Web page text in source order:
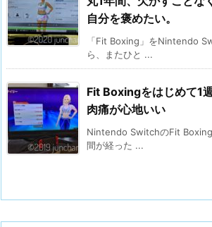
自分を褒めたい。
「Fit Boxing」をNintendo
ら、またひと ...
Fit Boxingをはじめて1
肉痛が心地いい
Nintendo SwitchのFit Boxing
間が経った ...